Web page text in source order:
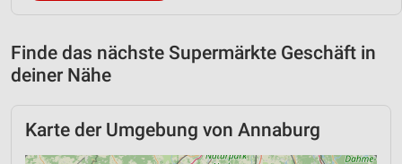
Finde das nächste Supermärkte Geschäft in
deiner Nähe
Karte der Umgebung von Annaburg